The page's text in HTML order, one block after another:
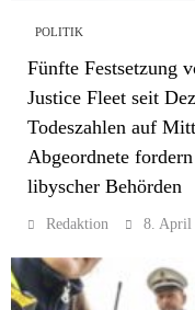
POLITIK
Fünfte Festsetzung
Justice Fleet seit
Todeszahlen auf
Abgeordnete
libyscher Behörden
Redaktion 8. April